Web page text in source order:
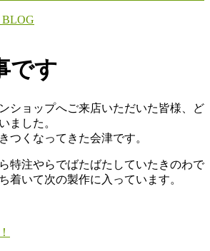
です
ショップへご来店いただいた皆様、ど
ました。
つくなってきた会津です。
特注やらでばたばたしていたきのわで
着いて次の製作に入っています。